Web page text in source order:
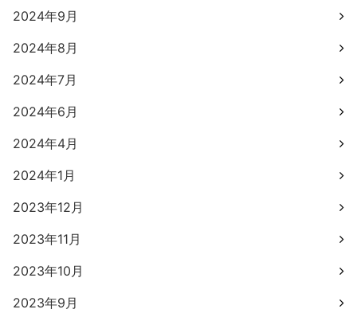
2024年9月
2024年8月
2024年7月
2024年6月
2024年4月
2024年1月
2023年12月
2023年11月
2023年10月
2023年9月